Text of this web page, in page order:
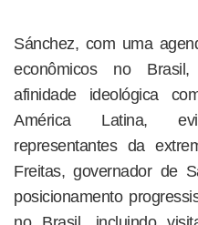
Sánchez, com uma
econômicos no
afinidade ideológica
América Latina,
representantes da
Freitas, governador de
posicionamento